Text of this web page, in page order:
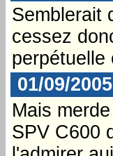
Semblerait
cessez
perpétuelle
01/09/
Mais
SPV C600